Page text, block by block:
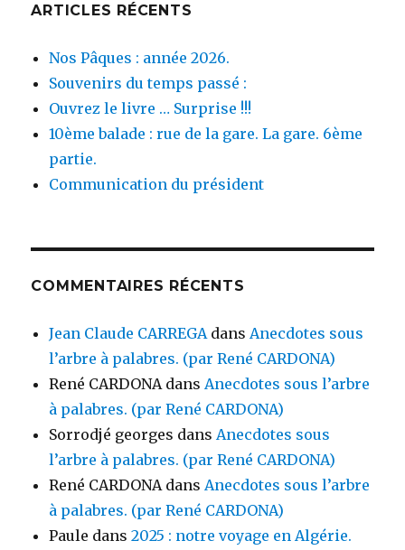
ARTICLES RÉCENTS
Nos Pâques : année 2026.
Souvenirs du temps passé :
Ouvrez le livre … Surprise !!!
10ème balade : rue de la gare. La gare. 6ème
partie.
Communication du président
COMMENTAIRES RÉCENTS
Jean Claude CARREGA dans Anecdotes sous
l’arbre à palabres. (par René CARDONA)
René CARDONA dans Anecdotes sous l’arbre
à palabres. (par René CARDONA)
Sorrodjé georges dans Anecdotes sous
l’arbre à palabres. (par René CARDONA)
René CARDONA dans Anecdotes sous l’arbre
à palabres. (par René CARDONA)
Paule dans2025 : notre voyage en Algérie.